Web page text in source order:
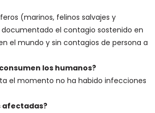
(marinos, felinos salvajes y
el contagio sostenido en
el mundo y sin contagios de persona a
los humanos?
el momento no ha habido infecciones
afectadas?